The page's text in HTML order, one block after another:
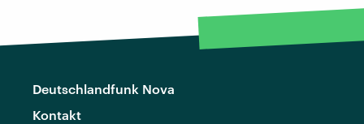
Deutschlandfunk Nova
Kontakt